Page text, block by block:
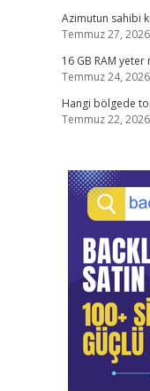
Azimutun sahibi
Temmuz 27, 2026
16 GB RAM yeter
Temmuz 24, 2026
Hangi bölgede
Temmuz 22, 2026